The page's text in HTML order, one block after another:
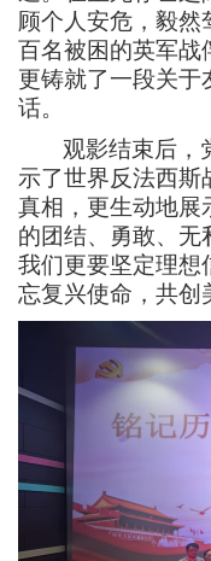
顾个人安危，毅然
百名被困的英军战
更铸就了一段关于
话。
观影结束后，
示了世界反法西斯
真相，更生动地展
的团结、勇敢、无
我们更要坚定理想
忘复兴使命，共创